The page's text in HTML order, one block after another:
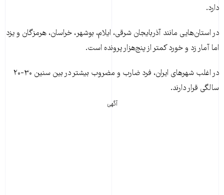
دارد.
در استان‌هایی مانند آذربایجان شرقی، ایلام، بوشهر، خراسان، هرمزگان و یزد
اما آمار زد و خورد کمتر از پنج‌هزار پرونده است.
در اغلب شهرهای ایران، فرد ضارب و مضروب بیشتر در بین سنین ۳۰-۲۰
سالگی قرار دارند.
آگهی